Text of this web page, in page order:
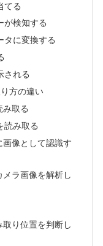
てる
が検知する
タに変換する
される
方の違い
み取る
読み取る
像として認識す
ラ画像を解析し
り位置を判断し